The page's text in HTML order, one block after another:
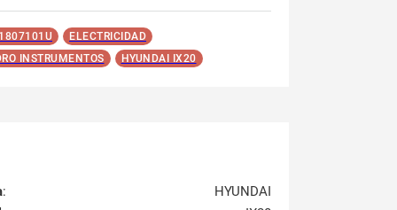
ELECTRICIDAD
INSTRUMENTOS
HYUNDAI IX20
:
HYUNDAI